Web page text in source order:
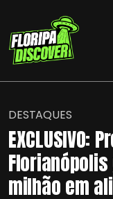
DESTAQUES
EXCLUSIVO:
Florianópolis
milhão em